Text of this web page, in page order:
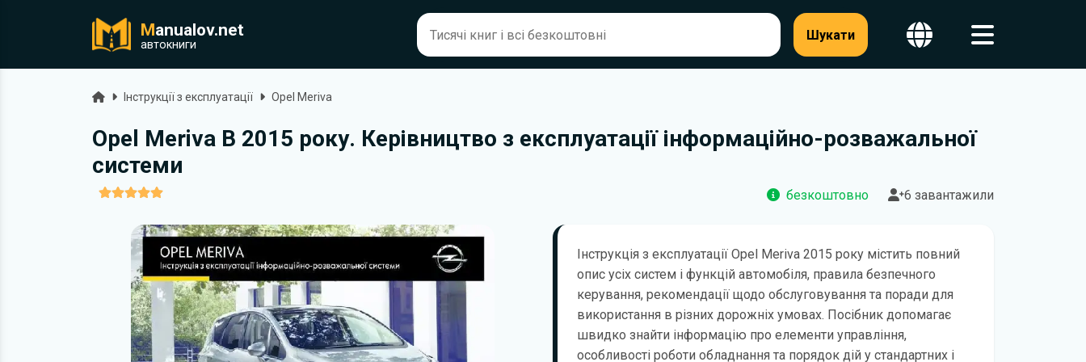
Manualov.net
автокниги
Шукати
ГоловнаІнструкції з експлуатації Opel Meriva
Opel Meriva B 2015 року. Керівництво з експлуатації інформаційно-розважальної
системи
безкоштовно 6 завантажили
Інструкція з експлуатації Opel Meriva 2015 року містить повний
опис усіх систем і функцій автомобіля, правила безпечного
керування, рекомендації щодо обслуговування та поради для
використання в різних дорожніх умовах. Посібник допомагає
швидко знайти інформацію про елементи управління,
особливості роботи обладнання та порядок дій у стандартних і